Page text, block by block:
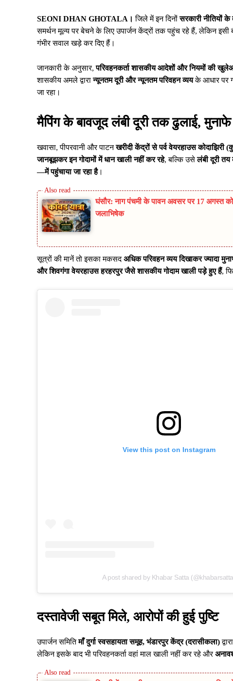
SEONI DHAN GHOTALA। जिले में इन दिनोंसरकारी नीतियों के
समर्थन मूल्य पर बेचने के लिए उपार्जन केंद्रों तक पहुंच रहे हैं, लेकिन इसी
गंभीर सवाल खड़े कर दिए हैं।
जानकारी के अनुसार,परिवहनकर्ता शासकीय आदेशों और नियमों की
शासकीय अमले द्वारान्यूनतम दूरी और न्यूनतम परिवहन व्ययके आधार पर
जा रहा।
मैपिंग के बावजूद लंबी दूरी तक ढुलाई,
खवासा, पीपरवानी और पाटनखरीदी केंद्रों से पर्व वेयरहाउस कोदाझिरी
जानबूझकर इन गोदामों में धान खाली नहीं कर रहे, बल्कि उसेलंबी दूरी
—में पहुंचाया जा रहा है।
घंसौर: नाग पंचमी के पावन अवसर पर 17 अगस्त
जलाभिषेक
सूत्रों की मानें तो इसका मकसदअधिक परिवहन व्यय दिखाकर ज्यादा
और शिवगंगा वेयरहाउस हरहरपुर जैसे शासकीय गोदाम खाली पड़े हुए हैं,
View this post on Instagram
A post shared by Khabar Satta
दस्तावेजी सबूत मिले, आरोपों की हुई पुष्टि
उपार्जन समितिमाँ दुर्गा स्वसहायता समूह, भंडारपुर केंद्र (दरासीकला)
लेकिन इसके बाद भी परिवहनकर्ता वहां माल खाली नहीं कर रहे और